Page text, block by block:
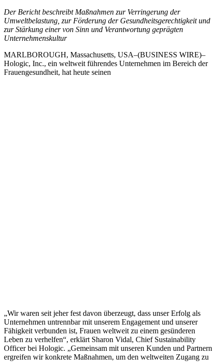
Der Bericht beschreibt Maßnahmen zur Verringerung der
Umweltbelastung, zur Förderung der Gesundheitsgerechtigkeit und
zur Stärkung einer von Sinn und Verantwortung geprägten
Unternehmenskultur
MARLBOROUGH, Massachusetts, USA–(BUSINESS WIRE)–
Hologic, Inc., ein weltweit führendes Unternehmen im Bereich der
Frauengesundheit, hat heute seinen
„Wir waren seit jeher fest davon überzeugt, dass unser Erfolg als
Unternehmen untrennbar mit unserem Engagement und unserer
Fähigkeit verbunden ist, Frauen weltweit zu einem gesünderen
Leben zu verhelfen“, erklärt Sharon Vidal, Chief Sustainability
Officer bei Hologic. „Gemeinsam mit unseren Kunden und Partnern
ergreifen wir konkrete Maßnahmen, um den weltweiten Zugang zu